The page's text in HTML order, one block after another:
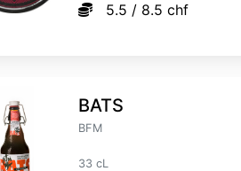
5.5 / 8.5 chf
BATS
BFM
33 cL